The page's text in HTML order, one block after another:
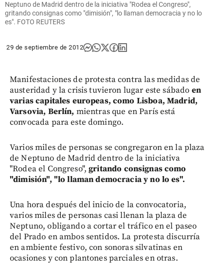
Neptuno de Madrid dentro de la iniciativa "Rodea el Congreso",
gritando consignas como "dimisión", "lo llaman democracia y no lo
es". FOTO REUTERS
29 de septiembre de 2012
Manifestaciones de protesta contra las medidas de
austeridad y la crisis tuvieron lugar este sábado en
varias capitales europeas, como Lisboa, Madrid,
Varsovia, Berlín, mientras que en París está
convocada para este domingo.
Varios miles de personas se congregaron en la plaza
de Neptuno de Madrid dentro de la iniciativa
"Rodea el Congreso",gritando consignas como
"dimisión", "lo llaman democracia y no lo es".
Una hora después del inicio de la convocatoria,
varios miles de personas casi llenan la plaza de
Neptuno, obligando a cortar el tráfico en el paseo
del Prado en ambos sentidos. La protesta discurría
en ambiente festivo, con sonoras silvatinas en
ocasiones y con plantones parciales en otras.